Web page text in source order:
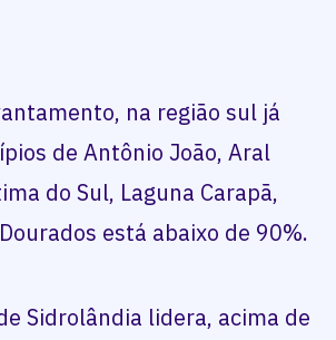
na região sul já
de Antônio João, Aral
do Sul, Laguna Carapã,
está abaixo de 90%.
Sidrolândia lidera, acima de